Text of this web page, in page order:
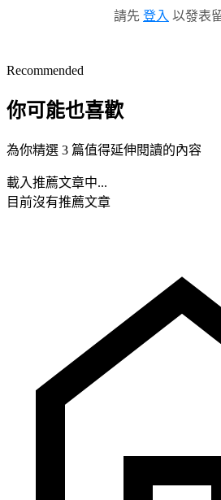
請先 登入 以發表
Recommended
你可能也喜歡
為你精選 3 篇值得延伸閱讀的內容
載入推薦文章中...
目前沒有推薦文章